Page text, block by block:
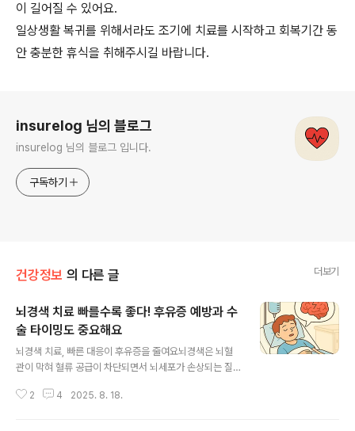
이 길어질 수 있어요.
일상생활 복귀를 위해서라도 조기에 치료를 시작하고 회복기간 동
안 충분한 휴식을 취해주시길 바랍니다.
insurelog 님의 블로그
insurelog 님의 블로그 입니다.
구독하기
건강정보 의 다른 글 더보기
뇌경색 치료 빠를수록 좋다! 후유증 예방과 수
술 타이밍도 중요해요
뇌경색 치료, 빠른 대응이 후유증을 줄여요뇌경색은 뇌혈
관이 막혀 혈류 공급이 차단되면서 뇌세포가 손상되는 질
않으면 치명적인 결과로 이어질 수 있어요. 이번 글에서는
2 4 2025. 8. 18.